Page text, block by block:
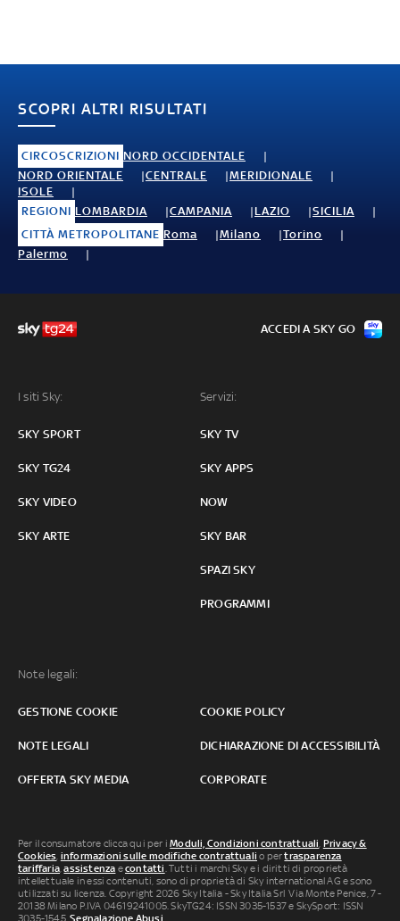
SCOPRI ALTRI RISULTATI
CIRCOSCRIZIONI NORD OCCIDENTALE
NORD ORIENTALE
CENTRALE
MERIDIONALE
ISOLE
REGIONI LOMBARDIA CAMPANIA LAZIO
SICILIA
CITTÀ METROPOLITANE Roma Milano
Torino
Palermo
I siti Sky:
SKY SPORT
SKY TG24
SKY VIDEO
SKY ARTE
Servizi:
SKY TV
SKY APPS
NOW
SKY BAR
SPAZI SKY
PROGRAMMI
Note legali:
GESTIONE COOKIE COOKIE POLICY
NOTE LEGALI DICHIARAZIONE DI ACCESSIBILITÀ
OFFERTA SKY MEDIA CORPORATE
ACCEDI A SKY GO
Per il consumatore clicca qui per iModuli, Condizioni contrattuali, Privacy &
Cookies, informazioni sulle modifiche contrattuali o pertrasparenza
tariffaria,assistenza econtatti. Tutti i marchi Sky e i diritti di proprietà
intellettuale in essi contenuti, sono di proprietà di Sky international AG e sono
utilizzati su licenza. Copyright 2026 Sky Italia - Sky Italia Srl Via Monte Penice, 7 -
20138 Milano P.IVA 04619241005. SkyTG24: ISSN 3035-1537 e SkySport: ISSN
3035-1545.Segnalazione Abusi